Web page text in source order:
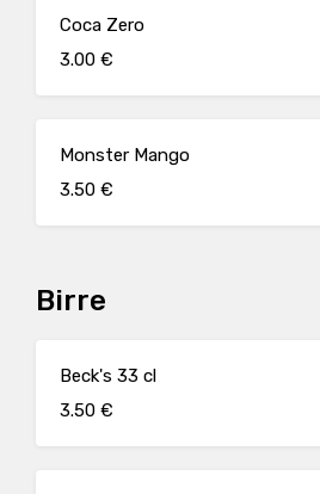
Coca Zero
3.00 €
Monster Mango
3.50 €
Birre
Beck's 33 cl
3.50 €